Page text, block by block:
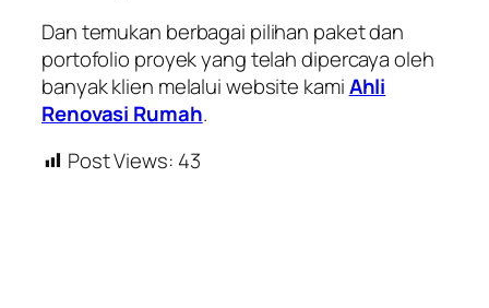
Dan temukan berbagai pilihan paket dan
portofolio proyek yang telah dipercaya oleh
banyak klien melalui website kamiAhli
Renovasi Rumah.
Post Views: 43